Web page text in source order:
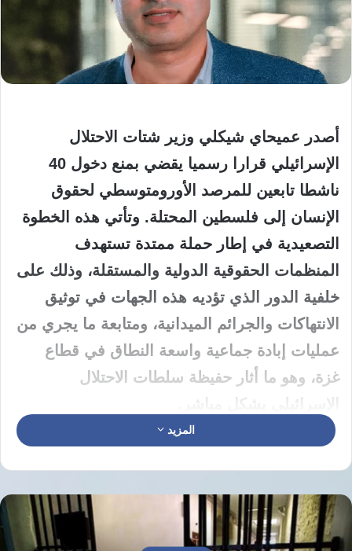
أصدر عميحاي شيكلي وزير شتات الاحتلال
الإسرائيلي قرارا رسميا يقضي بمنع دخول 40
ناشطا تابعين للمرصد الأورومتوسطي لحقوق
الإنسان إلى فلسطين المحتلة. وتأتي هذه الخطوة
التصعيدية في إطار حملة ممتدة تستهدف
المنظمات الحقوقية الدولية والمستقلة، وذلك على
خلفية الدور الذي تؤديه هذه الجهات في توثيق
الانتهاكات والجرائم الميدانية، ومتابعة ما يجري من
عمليات إبادة جماعية واسعة النطاق في قطاع
غزة، وهو ما أثار حفيظة سلطات الاحتلال
تذرع عميحاي شيكلي في بيان رسمي أصدره بأن
قضايا حقوق الإنسان غطاء لممارسة أنشطة
ترويجية، بينما يربط مراقبون وخبراء دوليون بين
المزيد